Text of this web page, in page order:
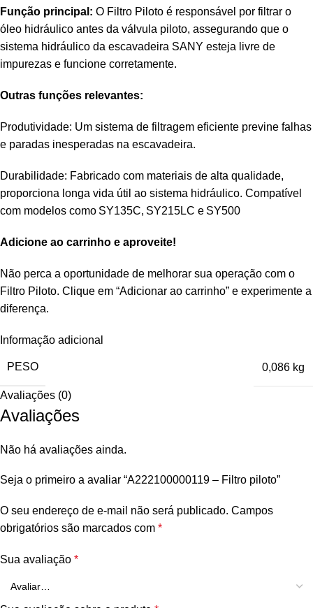
Função principal: O Filtro Piloto é responsável por filtrar o
óleo hidráulico antes da válvula piloto, assegurando que o
sistema hidráulico da escavadeira SANY esteja livre de
impurezas e funcione corretamente.
Outras funções relevantes:
Produtividade: Um sistema de filtragem eficiente previne falhas
e paradas inesperadas na escavadeira.
Durabilidade: Fabricado com materiais de alta qualidade,
proporciona longa vida útil ao sistema hidráulico. Compatível
com modelos como SY135C, SY215LC e SY500
Adicione ao carrinho e aproveite!
Não perca a oportunidade de melhorar sua operação com o
Filtro Piloto. Clique em “Adicionar ao carrinho” e experimente a
diferença.
Informação adicional
PESO 0,086 kg
Avaliações (0)
Avaliações
Não há avaliações ainda.
Seja o primeiro a avaliar “A222100000119 – Filtro piloto”
O seu endereço de e-mail não será publicado. Campos
obrigatórios são marcados com *
Sua avaliação *